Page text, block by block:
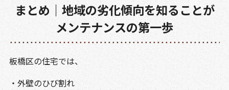
まとめ｜地域の劣化傾向を知ることが
メンテナンスの第一歩
板橋区の住宅では、
・外壁のひび割れ